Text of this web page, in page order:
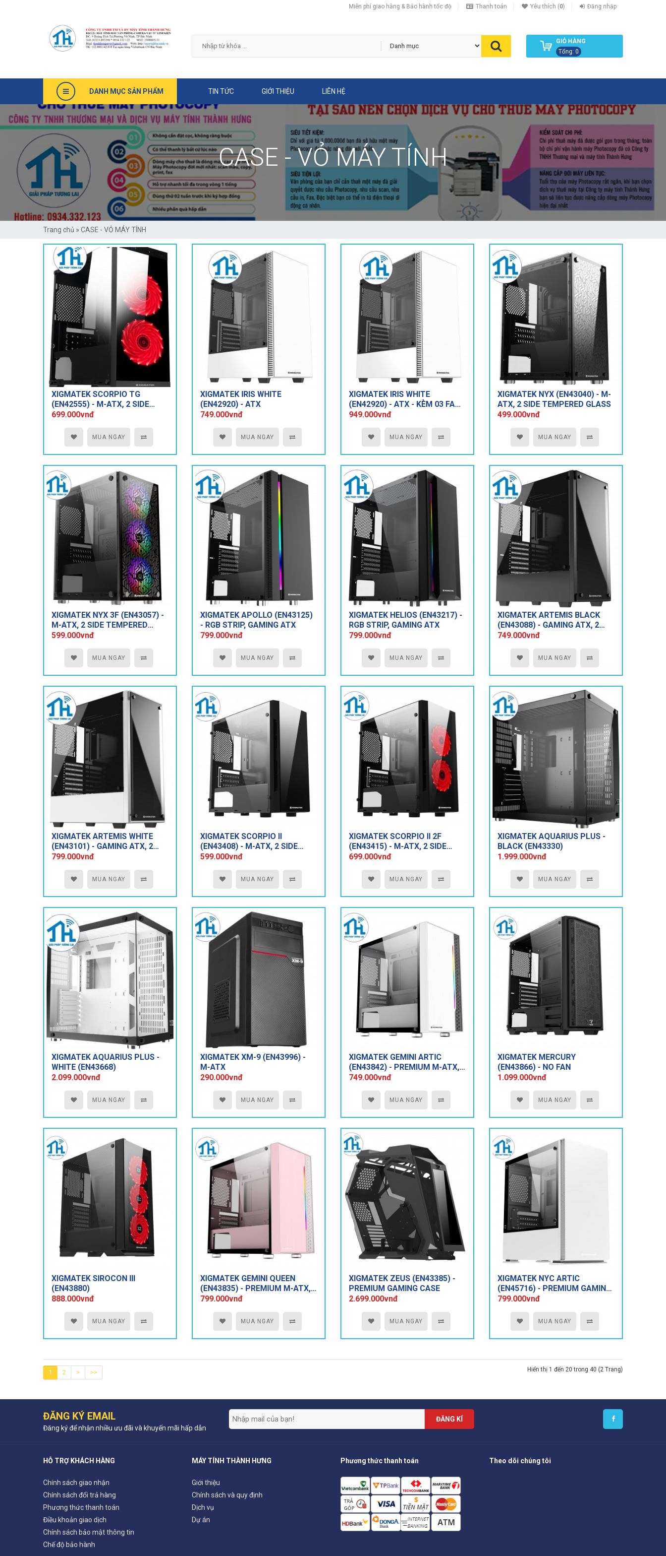
Miễn phí giao hàng & Bảo hành tốc độ Thanh toán Yêu thích (0) Đăng nhập
GIỎ HÀNG
Tổng: 0
DANH MỤC SẢN PHẨM TIN TỨC GIỚI THIỆU LIÊN HỆ
CASE - VỎ MÁY TÍNH
Trang chủ » CASE - VỎ MÁY TÍNH
XIGMATEK SCORPIO TG
(EN42555) - M-ATX, 2 SIDE
TEMPERED GLASS
699.000vnđ
MUA NGAY
XIGMATEK IRIS WHITE
(EN42920) - ATX
749.000vnđ
MUA NGAY
XIGMATEK IRIS WHITE
(EN42920) - ATX - KÈM 03 FAN
XIGMATEK X9
949.000vnđ
MUA NGAY
XIGMATEK NYX (EN43040) - M-
ATX, 2 SIDE TEMPERED GLASS
499.000vnđ
MUA NGAY
XIGMATEK NYX 3F (EN43057) -
M-ATX, 2 SIDE TEMPERED
GLASS, KÈM 03 FAN XIGMATEK
599.000vnđ
MUA NGAY
XIGMATEK APOLLO (EN43125)
- RGB STRIP, GAMING ATX
799.000vnđ
MUA NGAY
XIGMATEK HELIOS (EN43217) -
RGB STRIP, GAMING ATX
799.000vnđ
MUA NGAY
XIGMATEK ARTEMIS BLACK
(EN43088) - GAMING ATX, 2
SIDE TEMPERED GLASS, NO
749.000vnđ
MUA NGAY
XIGMATEK ARTEMIS WHITE
(EN43101) - GAMING ATX, 2
SIDE TEMPERED GLASS, NO
799.000vnđ
MUA NGAY
XIGMATEK SCORPIO II
(EN43408) - M-ATX, 2 SIDE
TEMPERED GLASS, NO FAN
599.000vnđ
MUA NGAY
XIGMATEK SCORPIO II 2F
(EN43415) - M-ATX, 2 SIDE
TEMPERED GLASS, 2 FAN
699.000vnđ
MUA NGAY
XIGMATEK AQUARIUS PLUS -
BLACK (EN43330)
1.999.000vnđ
MUA NGAY
XIGMATEK AQUARIUS PLUS -
WHITE (EN43668)
2.099.000vnđ
MUA NGAY
XIGMATEK XM-9 (EN43996) -
M-ATX
290.000vnđ
MUA NGAY
XIGMATEK GEMINI ARTIC
(EN43842) - PREMIUM M-ATX,
RGB STRIP
749.000vnđ
MUA NGAY
XIGMATEK MERCURY
(EN43866) - NO FAN
1.099.000vnđ
MUA NGAY
XIGMATEK SIROCON III
(EN43880)
888.000vnđ
MUA NGAY
XIGMATEK GEMINI QUEEN
(EN43835) - PREMIUM M-ATX,
RGB STRIP
799.000vnđ
MUA NGAY
XIGMATEK ZEUS (EN43385) -
PREMIUM GAMING CASE
2.699.000vnđ
MUA NGAY
XIGMATEK NYC ARTIC
(EN45716) - PREMIUM GAMING
M-ATX
799.000vnđ
MUA NGAY
1 2 > >> Hiển thị 1 đến 20 trong 40 (2 Trang)
ĐĂNG KÝ EMAIL
Đăng ký để nhận nhiều ưu đãi và khuyến mãi hấp dẫn
ĐĂNG KÍ
HỖ TRỢ KHÁCH HÀNG
Chính sách giao nhận
Chính sách đổi trả hàng
Phương thức thanh toán
Điều khoản giao dịch
Chính sách bảo mật thông tin
Chế độ bảo hành
MÁY TÍNH THÀNH HƯNG
Giới thiệu
Chính sách và quy định
Dịch vụ
Dự án
Phương thức thanh toán Theo dõi chúng tôi